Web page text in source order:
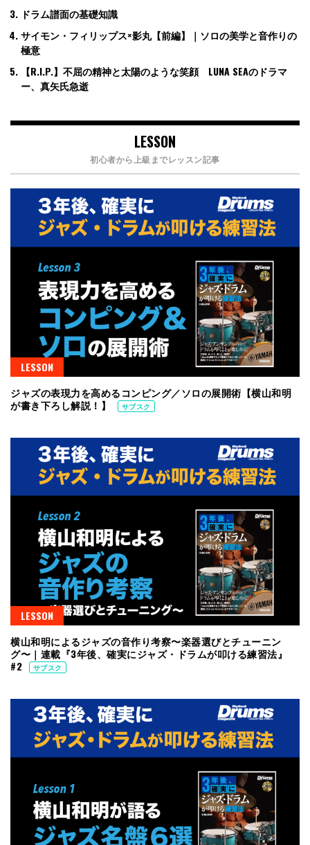
ドラム譜面の基礎知識
サイモン・フィリップス×影丸【前編】｜ソロの美学と音作りの
極意
【R.I.P.】不屈の精神と太陽のような笑顔 LUNA SEAのドラマ
ー、真矢氏急逝
LESSON
初心者から上級までレッスン記事
LESSON
ジャズの表現力を高めるコンピング／ソロの展開術【横山和明
が書き下ろし解説！】
サブスク
LESSON
横山和明によるジャズの音作り考察〜楽器選びとチューニン
グ〜｜連載『3年後、確実にジャズ・ドラムが叩ける練習法』
#2
サブスク